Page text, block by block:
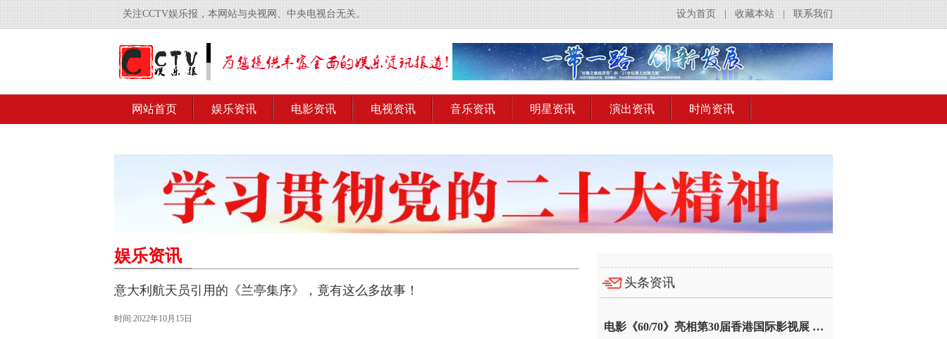
关注CCTV娱乐报，本网站与央视网、中央电视台无关。 联系我们
收藏本站
设为首页
网站首页 娱乐资讯 电影资讯 电视资讯 音乐资讯 明星资讯 演出资讯 时尚资讯
娱乐资讯
意大利航天员引用的《兰亭集序》，竟有这么多故事！
时间:2022年10月15日
头条资讯
电影《60/70》亮相第30届香港国际影视展 冲刺戛纳备